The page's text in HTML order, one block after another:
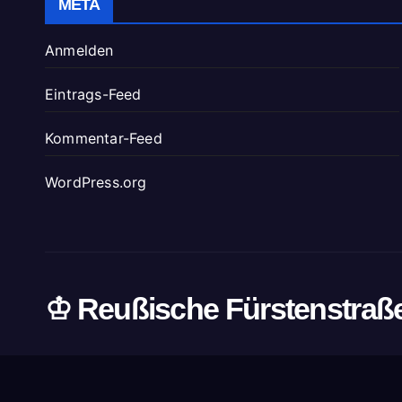
META
Anmelden
Eintrags-Feed
Kommentar-Feed
WordPress.org
♔ Reußische